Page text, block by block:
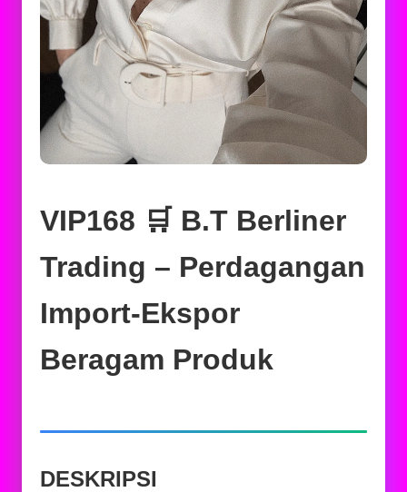
VIP168 🛒 B.T Berliner
Trading – Perdagangan
Import-Ekspor
Beragam Produk
DESKRIPSI